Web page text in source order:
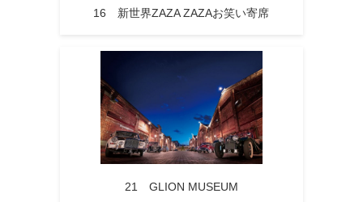
16 新世界ZAZA ZAZAお笑い寄席
21 GLION MUSEUM